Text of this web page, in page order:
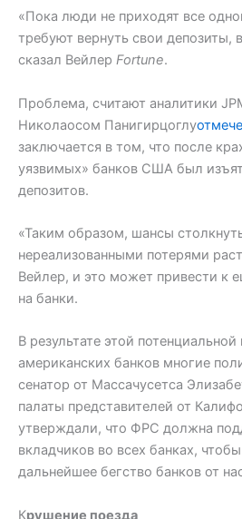
«Пока люди не приходят все
требуют вернуть свои депозиты,
сказал Вейлер Fortune.
Проблема, считают аналитики
Николаосом Панигирцоглу
заключается в том, что после
уязвимых» банков США был
депозитов.
«Таким образом, шансы
нереализованными потерями
Вейлер, и это может привести к
на банки.
В результате этой
американских банков многие
сенатор от Массачусетса
палаты представителей от
утверждали, что ФРС должна
вкладчиков во всех банках,
дальнейшее бегство банков от
Крушение поезда